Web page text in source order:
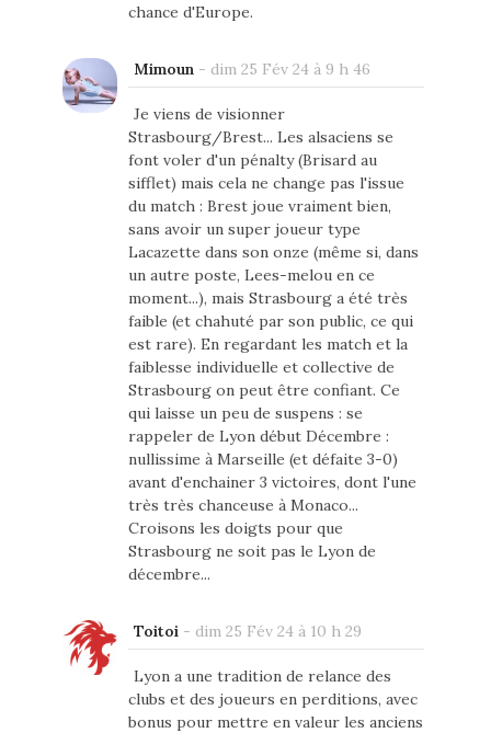
chance d'Europe.
Mimoun - dim 25 Fév 24 à 9 h 46
Je viens de visionner
Strasbourg/Brest... Les alsaciens se
font voler d'un pénalty (Brisard au
sifflet) mais cela ne change pas l'issue
du match : Brest joue vraiment bien,
sans avoir un super joueur type
Lacazette dans son onze (même si, dans
un autre poste, Lees-melou en ce
moment...), mais Strasbourg a été très
faible (et chahuté par son public, ce qui
est rare). En regardant les match et la
faiblesse individuelle et collective de
Strasbourg on peut être confiant. Ce
qui laisse un peu de suspens : se
rappeler de Lyon début Décembre :
nullissime à Marseille (et défaite 3-0)
avant d'enchainer 3 victoires, dont l'une
très très chanceuse à Monaco...
Croisons les doigts pour que
Strasbourg ne soit pas le Lyon de
décembre...
Toitoi - dim 25 Fév 24 à 10 h 29
Lyon a une tradition de relance des
clubs et des joueurs en perditions, avec
bonus pour mettre en valeur les anciens